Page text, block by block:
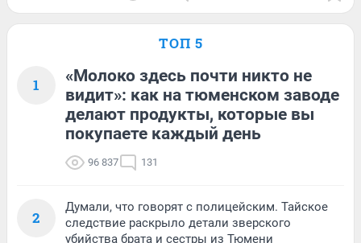
ТОП 5
1
«Молоко здесь почти никто не
видит»: как на тюменском заводе
делают продукты, которые вы
покупаете каждый день
96 837 131
2
Думали, что говорят с полицейским. Тайское
следствие раскрыло детали зверского
убийства брата и сестры из Тюмени